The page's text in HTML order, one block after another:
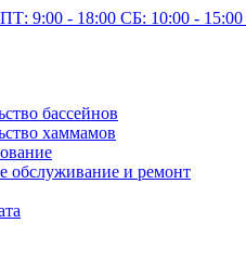
9:00 - 18:00 СБ: 10:00 - 15:00
бассейнов
хаммамов
обслуживание и ремонт